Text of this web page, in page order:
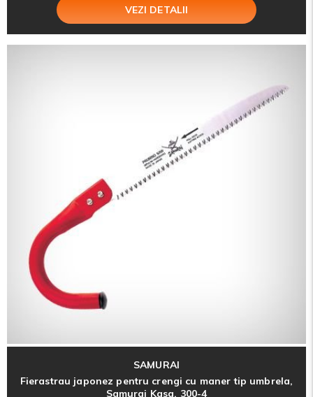
VEZI DETALII
SAMURAI
Fierastrau japonez pentru crengi cu maner tip umbrela,
Samurai Kasa, 300-4